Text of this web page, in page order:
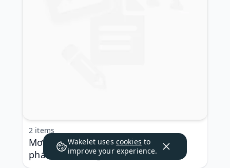
Mơ thấy heo đánh đề con gì bách
phát bách trúng?
2 items
Wakelet uses cookies to
improve your experience.